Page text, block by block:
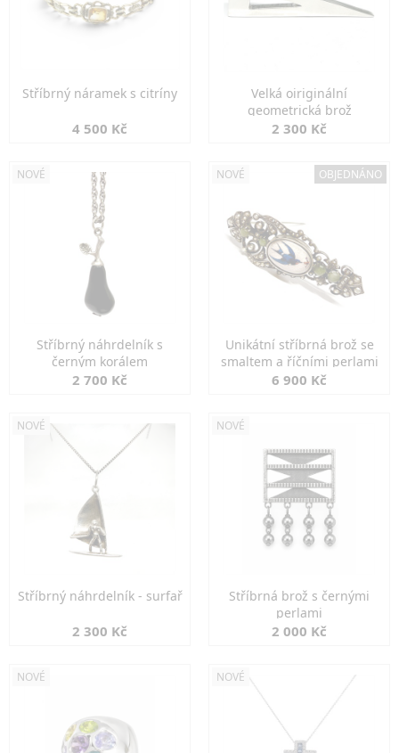
Stříbrný náramek s citríny
4 500 Kč
Velká oiriginální
geometrická brož
2 300 Kč
NOVÉ
Stříbrný náhrdelník s
černým korálem
2 700 Kč
NOVÉ OBJEDNÁNO
Unikátní stříbrná brož se
smaltem a říčními perlami
6 900 Kč
NOVÉ
Stříbrný náhrdelník - surfař
2 300 Kč
NOVÉ
Stříbrná brož s černými
perlami
2 000 Kč
NOVÉ NOVÉ